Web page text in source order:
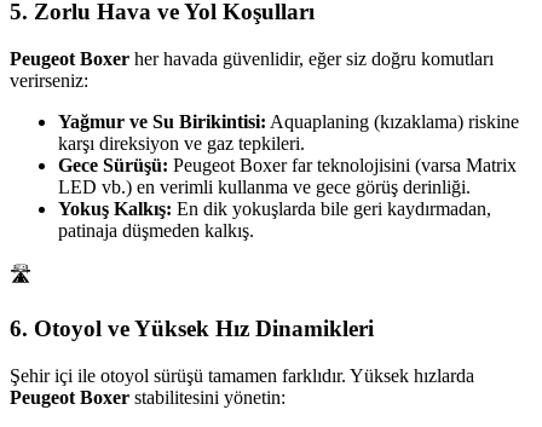
5. Zorlu Hava ve Yol Koşulları
Peugeot Boxer her havada güvenlidir, eğer siz doğru komutları
verirseniz:
Yağmur ve Su Birikintisi: Aquaplaning (kızaklama) riskine
karşı direksiyon ve gaz tepkileri.
Gece Sürüşü: Peugeot Boxer far teknolojisini (varsa Matrix
LED vb.) en verimli kullanma ve gece görüş derinliği.
Yokuş Kalkış: En dik yokuşlarda bile geri kaydırmadan,
patinaja düşmeden kalkış.
🛣️
6. Otoyol ve Yüksek Hız Dinamikleri
Şehir içi ile otoyol sürüşü tamamen farklıdır. Yüksek hızlarda
Peugeot Boxer stabilitesini yönetin: